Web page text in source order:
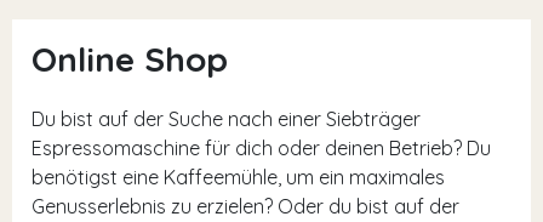
Online Shop
Du bist auf der Suche nach einer Siebträger
Espressomaschine für dich oder deinen Betrieb? Du
benötigst eine Kaffeemühle, um ein maximales
Genusserlebnis zu erzielen? Oder du bist auf der